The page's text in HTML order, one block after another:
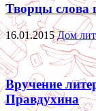
Творцы слова
16.01.2015 Дом
Вручение
Правдухина